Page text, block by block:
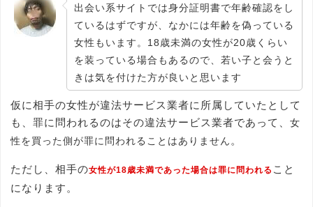
出会い系サイトでは身分証明書で年齢確認をし
ているはずですが、なかには年齢を偽っている
女性もいます 。18歳未満の女性が20歳くらい
を装っている場合もあるので、若い子と会うと
きは気を付けた方が良いと思います
仮に相手の女性が違法サービス業者に所属していたとして
も、罪に問われるのはその違法サービス業者であって、 女
性を買った側が罪に問われることはありません 。
ただし、相手の女性が18歳未満であった場合は罪に問われる こと
になります。